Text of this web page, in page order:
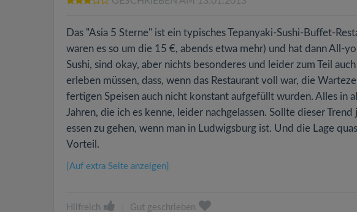
Das "Asia 5 Sterne" ist ein typisches Tepanyaki-Sushi-Buffet-
waren es so um die 15 €, abends etwa mehr) und hat dann All-
Sushi, sind okay, aber nichts besonderes und leider zum Teil
erleben müssen, dass, wenn das Restaurant voll war, die
fertigen Speisen auch nicht konstant aufgefüllt wurden. Alles in
Jahren, die ich es kenne, leider nachgelassen. Sollte dieser
essen zu gehen, wenn man in Ludwigsburg ist. Und die Lage
Vorteil.
[Auf extra Seite anzeigen]
Hilfreich Gut geschrieben